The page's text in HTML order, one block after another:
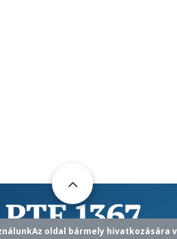
Az oldal bármely